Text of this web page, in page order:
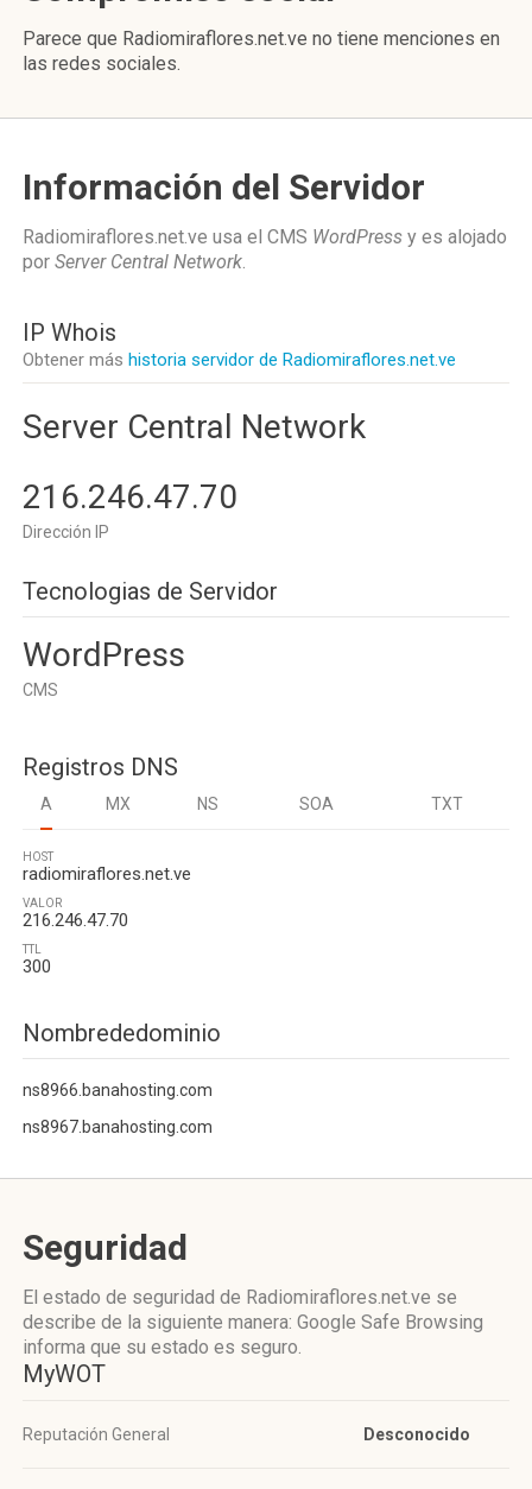
Parece que Radiomiraflores.net.ve no tiene menciones en
las redes sociales.
Información del Servidor
Radiomiraflores.net.ve usa el CMS WordPress y es alojado
por Server Central Network.
IP Whois
Obtener más historia servidor de Radiomiraflores.net.ve
Server Central Network
216.246.47.70
Dirección IP
Tecnologias de Servidor
WordPress
CMS
Registros DNS
A MX NS SOA TXT
HOST
radiomiraflores.net.ve
VALOR
216.246.47.70
TTL
300
Nombrededominio
ns8966.banahosting.com
ns8967.banahosting.com
Seguridad
El estado de seguridad de Radiomiraflores.net.ve se
describe de la siguiente manera: Google Safe Browsing
informa que su estado es seguro.
MyWOT
Reputación General Desconocido